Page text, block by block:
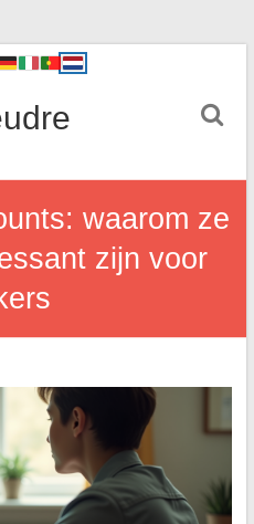
waarom ze
zijn voor